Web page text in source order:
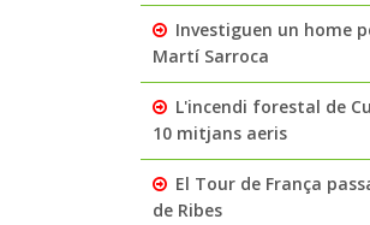
Investiguen un home
Martí Sarroca
L'incendi forestal de
10 mitjans aeris
El Tour de França
de Ribes